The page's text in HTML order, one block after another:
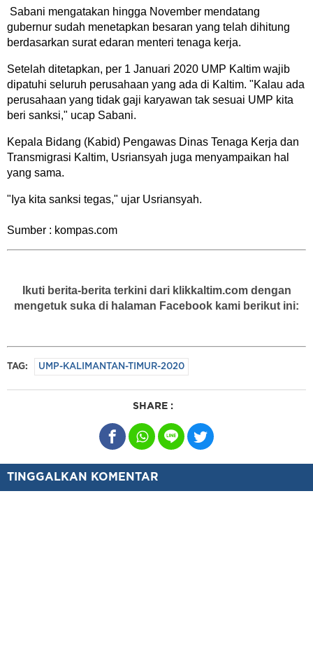
Sabani mengatakan hingga November mendatang
gubernur sudah menetapkan besaran yang telah dihitung
berdasarkan surat edaran menteri tenaga kerja.
Setelah ditetapkan, per 1 Januari 2020 UMP Kaltim wajib
dipatuhi seluruh perusahaan yang ada di Kaltim. "Kalau ada
perusahaan yang tidak gaji karyawan tak sesuai UMP kita
beri sanksi," ucap Sabani.
Kepala Bidang (Kabid) Pengawas Dinas Tenaga Kerja dan
Transmigrasi Kaltim, Usriansyah juga menyampaikan hal
yang sama.
"Iya kita sanksi tegas," ujar Usriansyah.
Sumber : kompas.com
Ikuti berita-berita terkini dari klikkaltim.com dengan
mengetuk suka di halaman Facebook kami berikut ini:
TAG: UMP-KALIMANTAN-TIMUR-2020
SHARE :
TINGGALKAN KOMENTAR